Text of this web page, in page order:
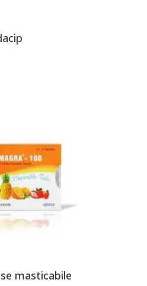
masticabile